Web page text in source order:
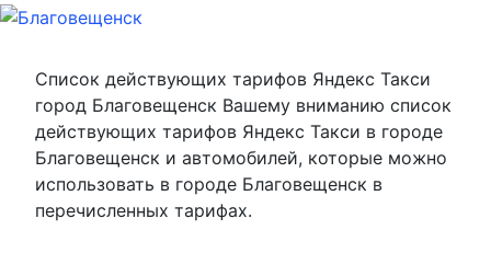
Список действующих тарифов Яндекс Такси
город Благовещенск Вашему вниманию список
действующих тарифов Яндекс Такси в городе
Благовещенск и автомобилей, которые можно
использовать в городе Благовещенск в
перечисленных тарифах.